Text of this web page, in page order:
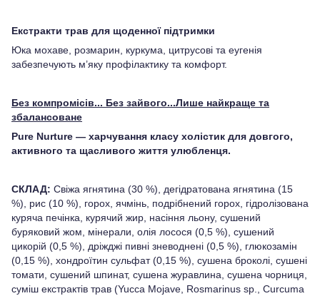
Екстракти трав для щоденної підтримки
Юка мохаве, розмарин, куркума, цитрусові та еугенія
забезпечують м’яку профілактику та комфорт.
Без компромісів... Без зайвого...Лише найкраще та
збалансоване
Pure Nurture — харчування класу холістик для довгого,
активного та щасливого життя улюбленця.
СКЛАД: Свіжа ягнятина (30 %), дегідратована ягнятина (15
%), рис (10 %), горох, ячмінь, подрібнений горох, гідролізована
куряча печінка, курячий жир, насіння льону, сушений
буряковий жом, мінерали, олія лосося (0,5 %), сушений
цикорій (0,5 %), дріжджі пивні зневоднені (0,5 %), глюкозамін
(0,15 %), хондроїтин сульфат (0,15 %), сушена броколі, сушені
томати, сушений шпинат, сушена журавлина, сушена чорниця,
суміш екстрактів трав (Yucca Mojave, Rosmarinus sp., Curcuma